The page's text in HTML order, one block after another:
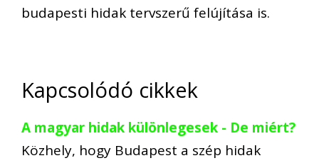
budapesti hidak tervszerű felújítása is.
Kapcsolódó cikkek
A magyar hidak különlegesek - De miért?
Közhely, hogy Budapest a szép hidak